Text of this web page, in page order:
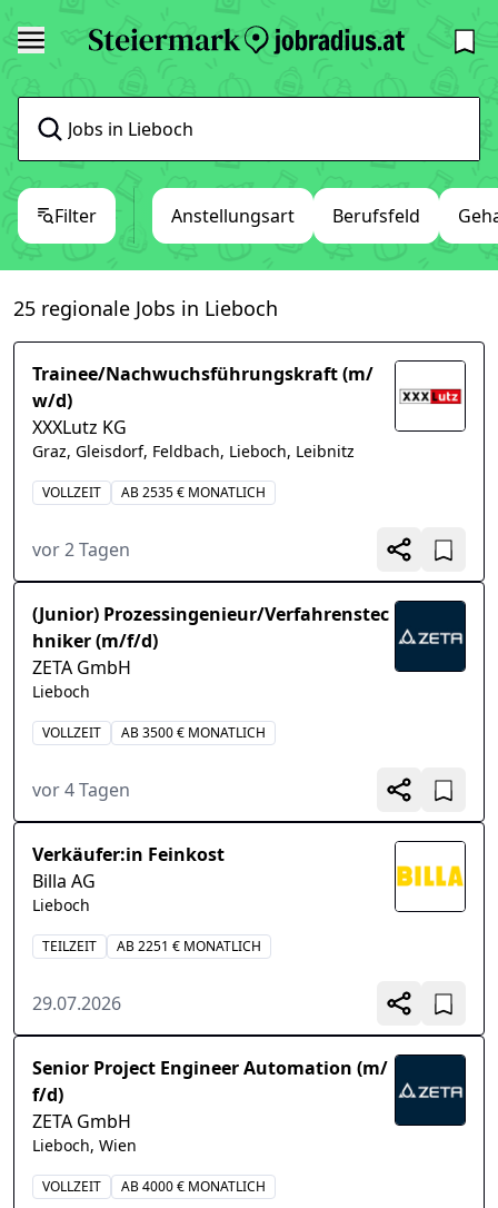
Filter Anstellungsart Berufsfeld
25 regionale Jobs in Lieboch
Trainee/Nachwuchsführungskraft (m/
w/d)
XXXLutz KG
Graz, Gleisdorf, Feldbach, Lieboch, Leibnitz
VOLLZEIT AB 2535 € MONATLICH
vor 2 Tagen
(Junior) Prozessingenieur/Verfahrenstec
hniker (m/f/d)
ZETA GmbH
Lieboch
VOLLZEIT AB 3500 € MONATLICH
vor 4 Tagen
Verkäufer:in Feinkost
Billa AG
Lieboch
TEILZEIT AB 2251 € MONATLICH
29.07.2026
Senior Project Engineer Automation (m/
f/d)
ZETA GmbH
Lieboch, Wien
VOLLZEIT AB 4000 € MONATLICH